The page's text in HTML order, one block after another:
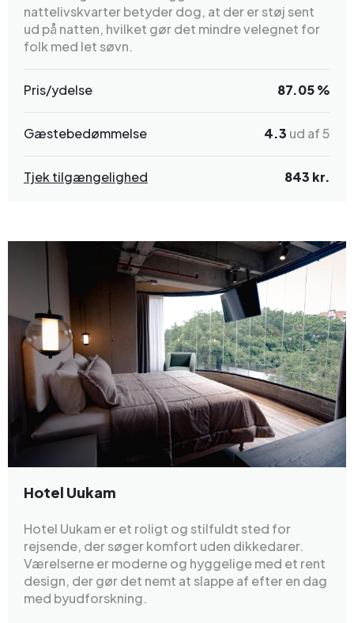
nattelivskvarter betyder dog, at der er støj sent
ud på natten, hvilket gør det mindre velegnet for
folk med let søvn.
Pris/ydelse 87.05 %
Gæstebedømmelse 4.3 ud af 5
Tjek tilgængelighed 843 kr.
Hotel Uukam
Hotel Uukam er et roligt og stilfuldt sted for
rejsende, der søger komfort uden dikkedarer.
Værelserne er moderne og hyggelige med et rent
design, der gør det nemt at slappe af efter en dag
med byudforskning.